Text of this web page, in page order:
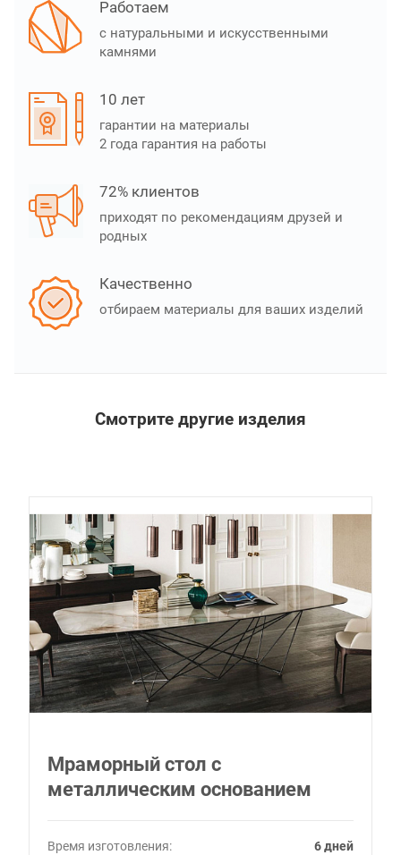
Работаем
с натуральными и искусственными
камнями
10 лет
гарантии на материалы
2 года гарантия на работы
72% клиентов
приходят по рекомендациям друзей и
родных
Качественно
отбираем материалы для ваших изделий
Смотрите другие изделия
Мраморный стол с
металлическим основанием
Время изготовления: 6 дней